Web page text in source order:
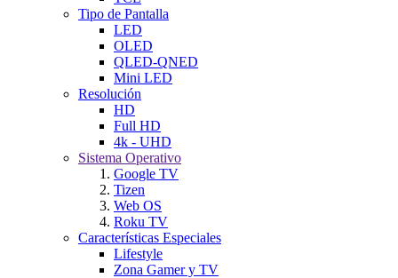
Tipo de Pantalla
LED
OLED
QLED-QNED
Mini LED
Resolución
HD
Full HD
4k - UHD
Sistema Operativo
Google TV
Tizen
Web OS
Roku TV
Características Especiales
Lifestyle
Zona Gamer y TV